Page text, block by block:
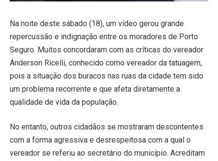
Na noite deste sábado (18), um vídeo gerou grande
repercussão e indignação entre os moradores de Porto
Seguro. Muitos concordaram com as críticas do vereador
Anderson Ricelli, conhecido como vereador da tatuagem,
pois a situação dos buracos nas ruas da cidade tem sido
um problema recorrente e que afeta diretamente a
qualidade de vida da população.
No entanto, outros cidadãos se mostraram descontentes
com a forma agressiva e desrespeitosa com a qual o
vereador se referiu ao secretário do município. Acreditam